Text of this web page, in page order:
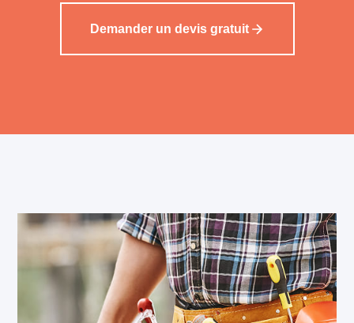
Demander un devis gratuit